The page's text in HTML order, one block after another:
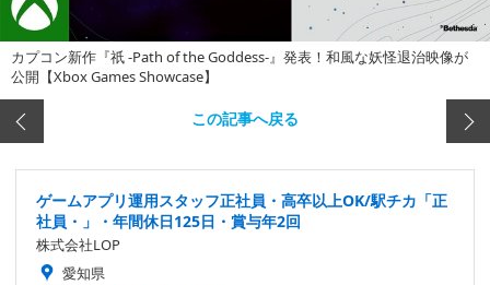
カプコン新作『祇 -Path of the Goddess-』発表！和風な妖怪退治映像が
公開【Xbox Games Showcase】
この記事へ戻る
ゲームアプリ運用スタッフ正社員・高卒以上OK/駅チカ「正
社員・」・年間休日125日・賞与年2回
株式会社LOP
愛知県